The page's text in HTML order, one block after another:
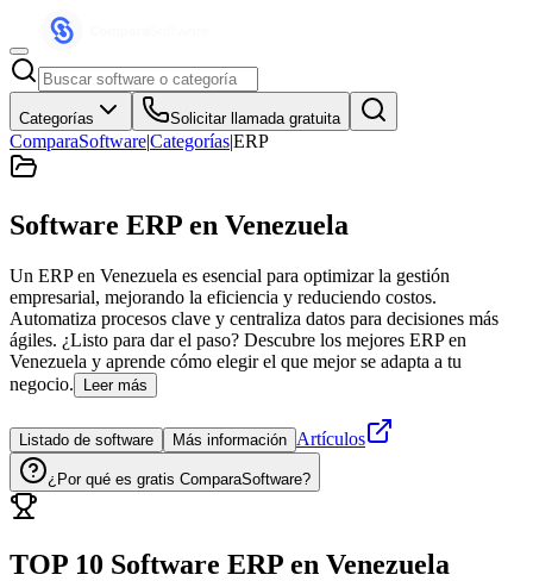
Categorías Solicitar llamada gratuita
ComparaSoftware|Categorías|ERP
Software ERP en Venezuela
Un ERP en Venezuela es esencial para optimizar la gestión
empresarial, mejorando la eficiencia y reduciendo costos.
Automatiza procesos clave y centraliza datos para decisiones más
ágiles. ¿Listo para dar el paso? Descubre los mejores ERP en
Venezuela y aprende cómo elegir el que mejor se adapta a tu
negocio.
Leer más
Listado de software Más información Artículos
¿Por qué es gratis ComparaSoftware?
TOP 10 Software ERP en Venezuela